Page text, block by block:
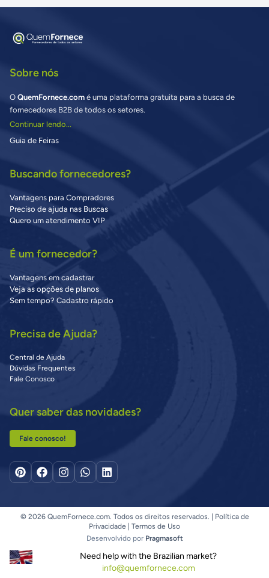
Sobre nós
O QuemFornece.com é uma plataforma gratuita para a busca de
fornecedores B2B de todos os setores.
Continuar lendo...
Guia de Feiras
Buscando fornecedores?
Vantagens para Compradores
Preciso de ajuda nas Buscas
Quero um atendimento VIP
É um fornecedor?
Vantagens em cadastrar
Veja as opções de planos
Sem tempo? Cadastro rápido
Precisa de Ajuda?
Central de Ajuda
Dúvidas Frequentes
Fale Conosco
Quer saber das novidades?
Fale conosco!
© 2026 QuemFornece.com. Todos os direitos reservados. |
Política de
Privacidade
Termos de Uso
Desenvolvido por Pragmasoft
Need help with the Brazilian market?
info@quemfornece.com